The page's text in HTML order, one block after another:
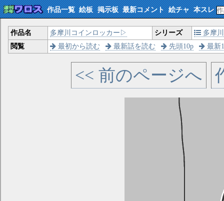
作品一覧 絵板 掲示板 最新コメント 絵チャ 本スレ
作品名 多摩川コインロッカー▷ シリーズ
多摩
閲覧
最初から読む 最新話を読む 先頭10p 最新
<< 前のページへ